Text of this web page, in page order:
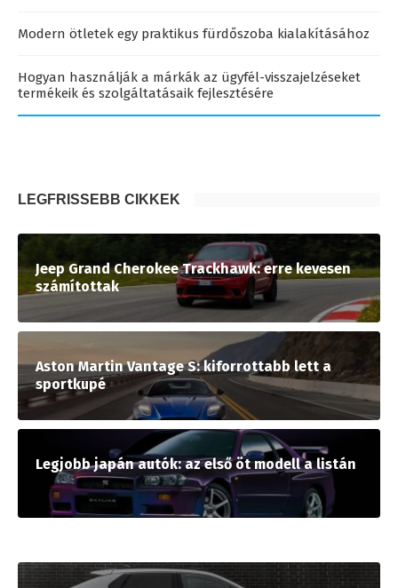
Modern ötletek egy praktikus fürdőszoba kialakításához
Hogyan használják a márkák az ügyfél-visszajelzéseket
termékeik és szolgáltatásaik fejlesztésére
LEGFRISSEBB CIKKEK
Jeep Grand Cherokee Trackhawk: erre kevesen
számítottak
Aston Martin Vantage S: kiforrottabb lett a
sportkupé
Legjobb japán autók: az első öt modell a listán